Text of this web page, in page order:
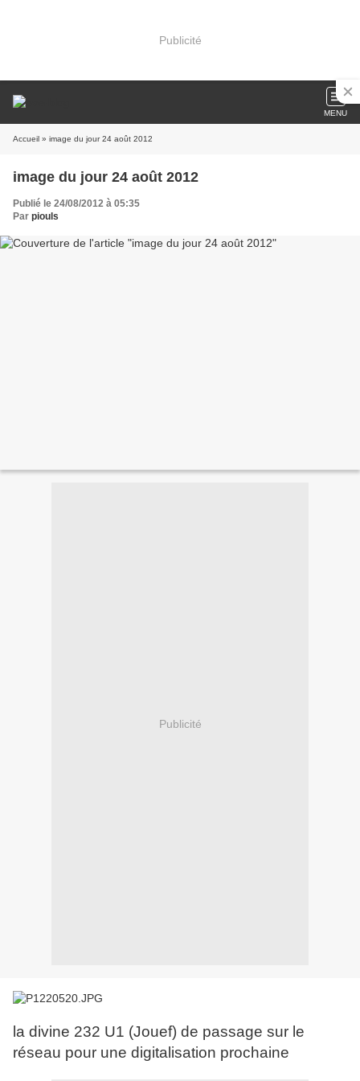
Publicité
MENU
Accueil » image du jour 24 août 2012
image du jour 24 août 2012
Publié le 24/08/2012 à 05:35
Par piouls
Publicité
la divine 232 U1 (Jouef) de passage sur le
réseau pour une digitalisation prochaine